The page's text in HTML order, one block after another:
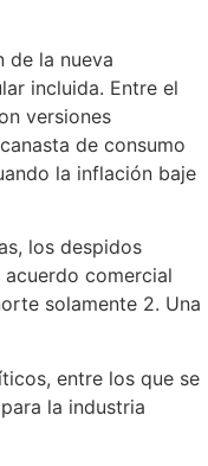
de la nueva
incluida. Entre el
versiones
de consumo
la inflación baje
los despidos
comercial
solamente 2. Una
entre los que se
la industria